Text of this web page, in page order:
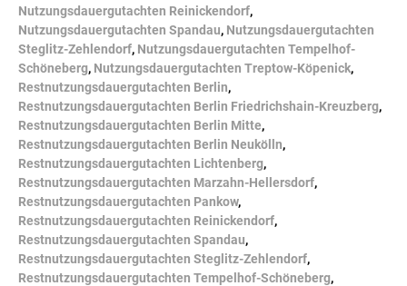
Nutzungsdauergutachten Reinickendorf,
Nutzungsdauergutachten Spandau, Nutzungsdauergutachten
Steglitz-Zehlendorf, Nutzungsdauergutachten Tempelhof-
Schöneberg, Nutzungsdauergutachten Treptow-Köpenick,
Restnutzungsdauergutachten Berlin,
Restnutzungsdauergutachten Berlin Friedrichshain-Kreuzberg,
Restnutzungsdauergutachten Berlin Mitte,
Restnutzungsdauergutachten Berlin Neukölln,
Restnutzungsdauergutachten Lichtenberg,
Restnutzungsdauergutachten Marzahn-Hellersdorf,
Restnutzungsdauergutachten Pankow,
Restnutzungsdauergutachten Reinickendorf,
Restnutzungsdauergutachten Spandau,
Restnutzungsdauergutachten Steglitz-Zehlendorf,
Restnutzungsdauergutachten Tempelhof-Schöneberg,